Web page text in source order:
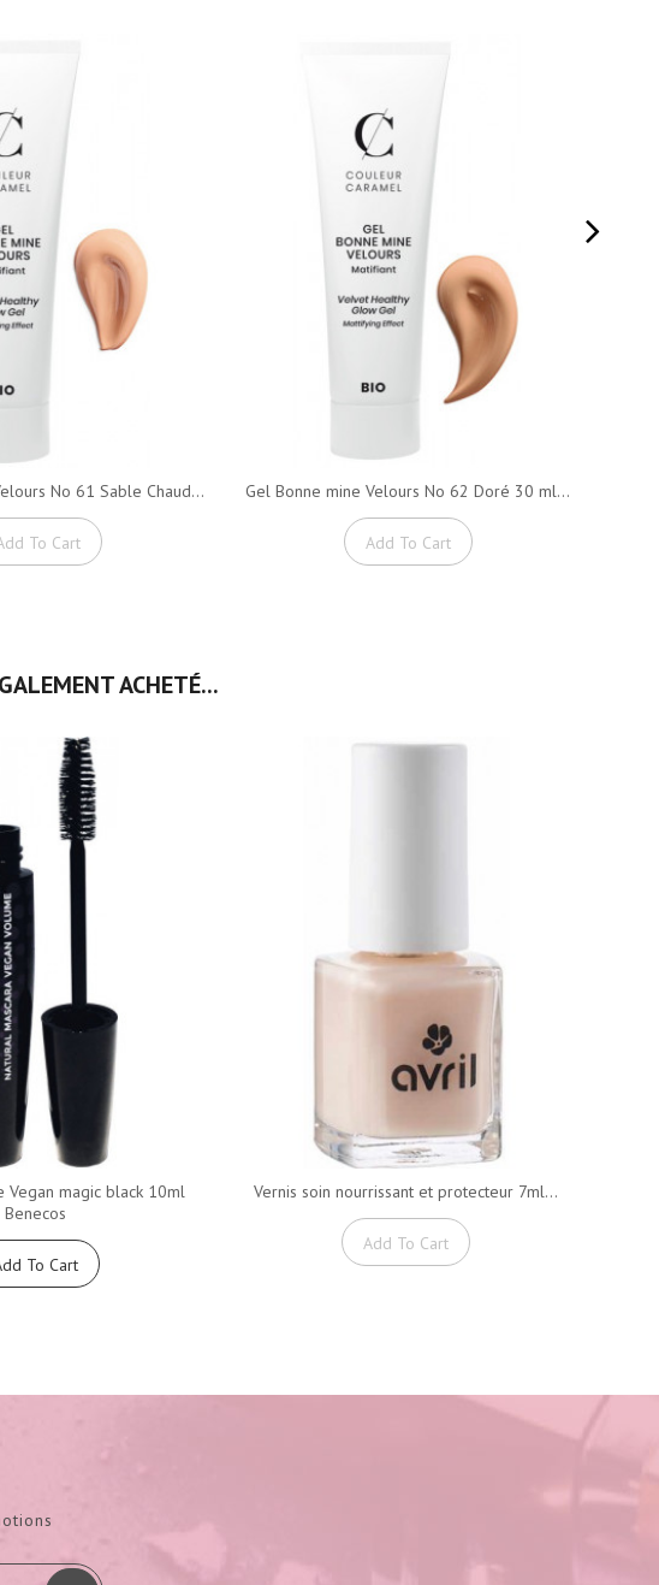
No 61 Sable Chaud...
To Cart
Gel Bonne mine Velours No 62 Doré 30 ml...
Add To Cart
ACHETÉ...
Vegan magic black 10ml
Benecos
To Cart
Vernis soin nourrissant et protecteur 7ml...
Add To Cart